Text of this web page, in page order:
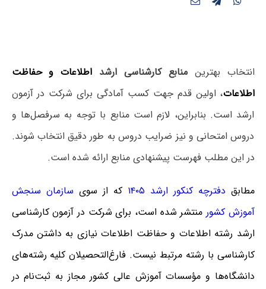
انتخاب بهترینمنابع کارشناسی ارشد اطلاعات و حفاظت
اطلاعات، اولین قدم جهت کسب آمادگی برای شرکت در آزمون
ارشد است. بنابراین، لازم است منابع با توجه به سرفصل‌ها و
دروس امتحانی و نیز ضرایب دروس به طور دقیق انتخاب شوند.
در این مطلب فهرست پیشنهادی منابع ارائه شده است.
مطابق دفترچه کنکور ارشد ۱۴۰۵ که از سوی سازمان سنجش
آموزش کشور منتشر شده است، برای شرکت در آزمون کارشناسی
ارشد رشته اطلاعات و حفاظت اطلاعات نیازی به داشتن مدرک
کارشناسی با رشته مرتبط نیست. فارغ‌‌التحصیلان کلیه رشته‌های
دانشگاه‌ها و مؤسسات آموزش عالی کشور مجاز به ثبت‌نام در